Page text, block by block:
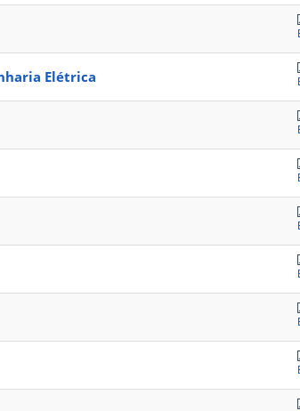
Elétrica